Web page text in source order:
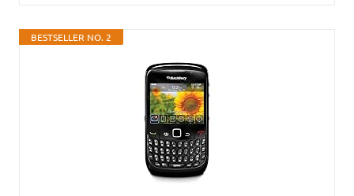
BESTSELLER NO. 2